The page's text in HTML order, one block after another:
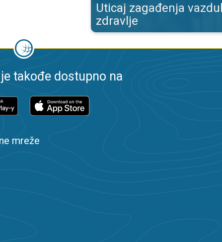
Uticaj zagađenja
zdravlje
takođe dostupno na
mreže